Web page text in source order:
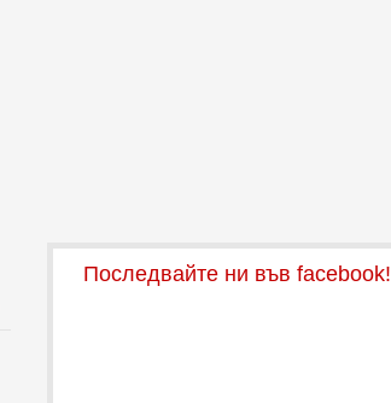
Последвайте ни във facebook!